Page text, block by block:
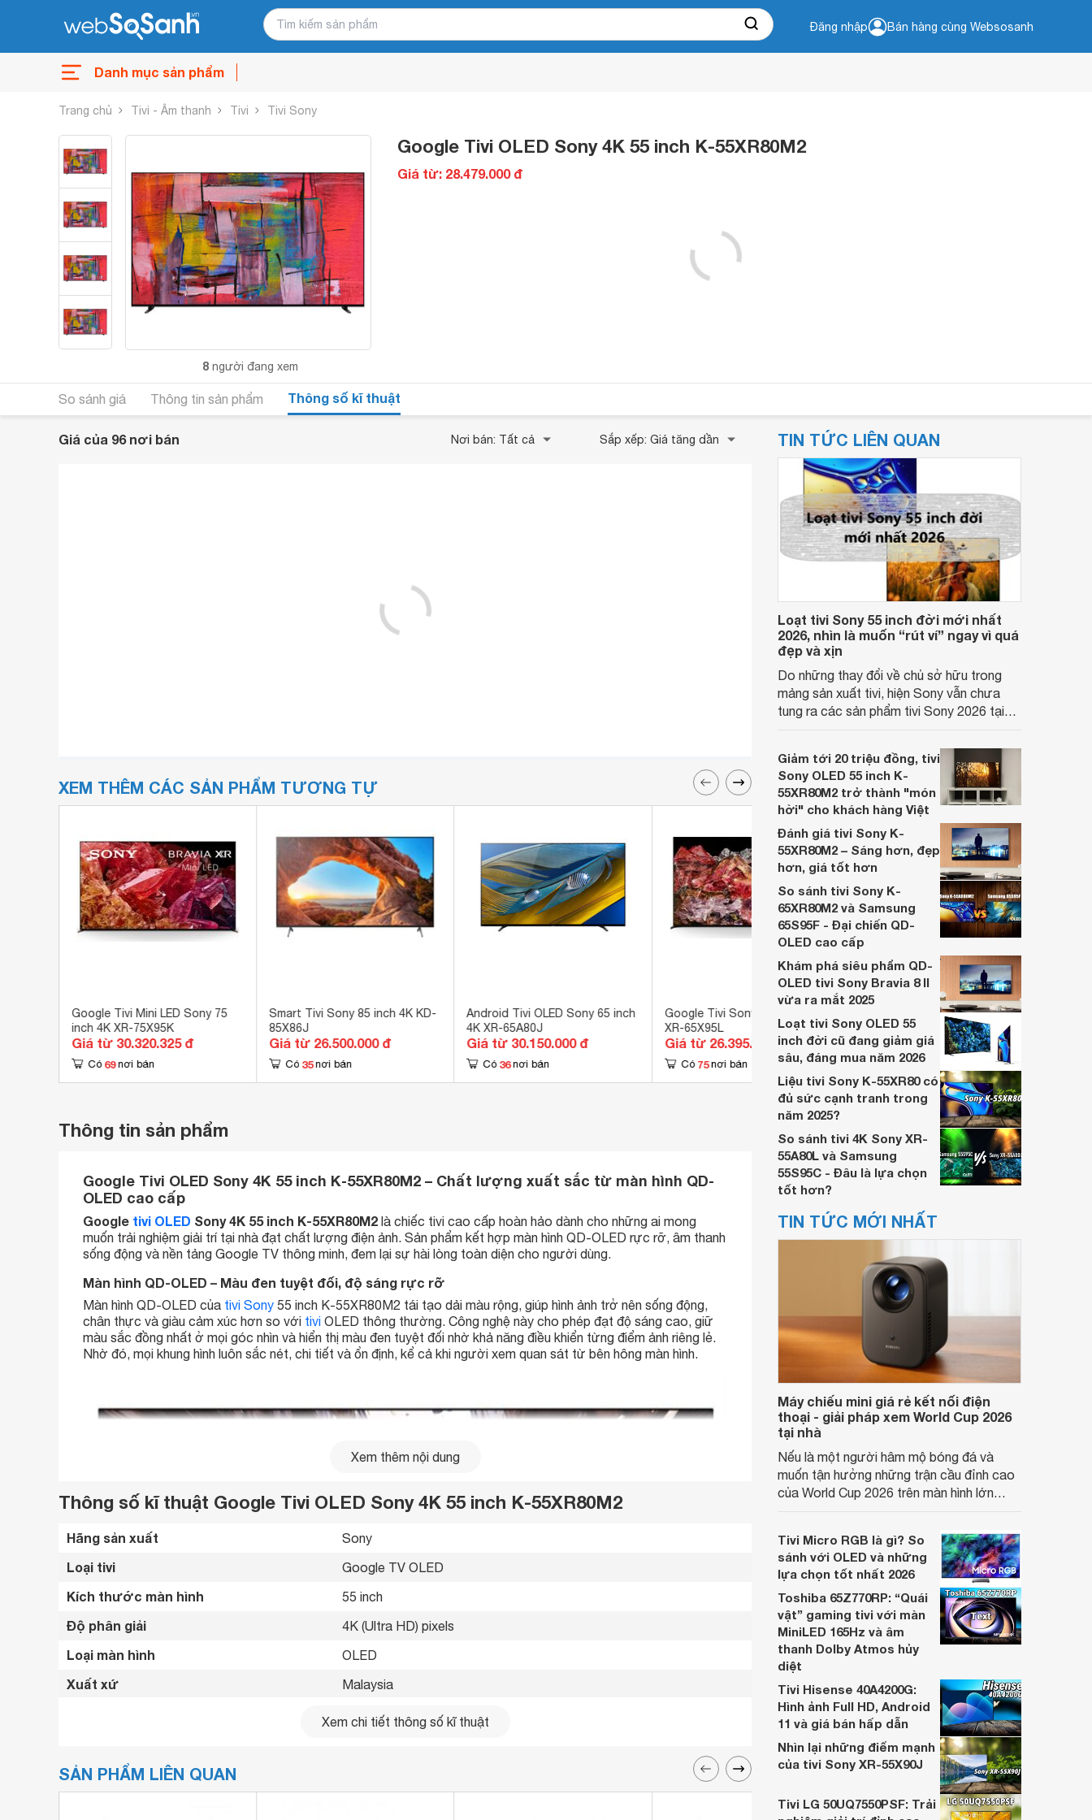
Đăng nhập Bán hàng cùng Websosanh
Danh mục sản phẩm
Trang chủ Tivi - Âm thanh Tivi Tivi Sony
8 người đang xem
Google Tivi OLED Sony 4K 55 inch K-55XR80M2
Giá từ: 28.479.000 đ
So sánh giá Thông tin sản phẩm Thông số kĩ thuật
Giá của 96 nơi bán Nơi bán: Tất cả Sắp xếp: Giá tăng dần
XEM THÊM CÁC SẢN PHẨM TƯƠNG TỰ
Google Tivi Mini LED Sony 75
inch 4K XR-75X95K
Giá từ 30.320.325 đ
Có 69 nơi bán
Smart Tivi Sony 85 inch 4K KD-
85X86J
Giá từ 26.500.000 đ
Có 35 nơi bán
Android Tivi OLED Sony 65 inch
4K XR-65A80J
Giá từ 30.150.000 đ
Có 36 nơi bán
Google Tivi Sony 4K 65 inch
XR-65X95L
Giá từ 26.395.750 đ
Có 75 nơi bán
Android Tivi OLED Sony 55 inch
4K XR-55A90J
Giá từ 25.990.000 đ
Có 38 nơi bán
Thông tin sản phẩm
Google Tivi OLED Sony 4K 55 inch K-55XR80M2 – Chất lượng xuất sắc từ màn hình QD-
OLED cao cấp
Google tivi OLED Sony 4K 55 inch K-55XR80M2 là chiếc tivi cao cấp hoàn hảo dành cho những ai mong
muốn trải nghiệm giải trí tại nhà đạt chất lượng điện ảnh. Sản phẩm kết hợp màn hình QD-OLED rực rỡ, âm thanh
sống động và nền tảng Google TV thông minh, đem lại sự hài lòng toàn diện cho người dùng.
Màn hình QD-OLED – Màu đen tuyệt đối, độ sáng rực rỡ
Màn hình QD-OLED của tivi Sony 55 inch K-55XR80M2 tái tạo dải màu rộng, giúp hình ảnh trở nên sống động,
chân thực và giàu cảm xúc hơn so với tivi OLED thông thường. Công nghệ này cho phép đạt độ sáng cao, giữ
màu sắc đồng nhất ở mọi góc nhìn và hiển thị màu đen tuyệt đối nhờ khả năng điều khiển từng điểm ảnh riêng lẻ.
Nhờ đó, mọi khung hình luôn sắc nét, chi tiết và ổn định, kể cả khi người xem quan sát từ bên hông màn hình.
Xem thêm nội dung
Thông số kĩ thuật Google Tivi OLED Sony 4K 55 inch K-55XR80M2
Hãng sản xuất Sony
Loại tivi Google TV OLED
Kích thước màn hình 55 inch
Độ phân giải 4K (Ultra HD) pixels
Loại màn hình OLED
Xuất xứ Malaysia
2025
Kết nối internet
Xem chi tiết thông số kĩ thuật
SẢN PHẨM LIÊN QUAN
TIN TỨC LIÊN QUAN
Loạt tivi Sony 55 inch đời mới nhất
2026, nhìn là muốn “rút ví” ngay vì quá
đẹp và xịn
Do những thay đổi về chủ sở hữu trong
mảng sản xuất tivi, hiện Sony vẫn chưa
tung ra các sản phẩm tivi Sony 2026 tại
đang cần mua tivi Sony đời mới nhất hiện
nay thì dưới đây là model cho khách hàng
lựa chọn.
Giảm tới 20 triệu đồng, tivi
Sony OLED 55 inch K-
55XR80M2 trở thành "món
hời" cho khách hàng Việt
Đánh giá tivi Sony K-
55XR80M2 – Sáng hơn, đẹp
hơn, giá tốt hơn
So sánh tivi Sony K-
65XR80M2 và Samsung
65S95F - Đại chiến QD-
OLED cao cấp
Khám phá siêu phẩm QD-
OLED tivi Sony Bravia 8 II
vừa ra mắt 2025
Loạt tivi Sony OLED 55
inch đời cũ đang giảm giá
sâu, đáng mua năm 2026
Liệu tivi Sony K-55XR80 có
đủ sức cạnh tranh trong
năm 2025?
So sánh tivi 4K Sony XR-
55A80L và Samsung
55S95C - Đâu là lựa chọn
tốt hơn?
TIN TỨC MỚI NHẤT
Máy chiếu mini giá rẻ kết nối điện
thoại - giải pháp xem World Cup 2026
tại nhà
Nếu là một người hâm mộ bóng đá và
muốn tận hưởng những trận cầu đỉnh cao
của World Cup 2026 trên màn hình lớn
với điện thoại sẽ là lựa chọn rất đáng cân
nhắc.
Tivi Micro RGB là gì? So
sánh với OLED và những
lựa chọn tốt nhất 2026
Toshiba 65Z770RP: “Quái
vật” gaming tivi với màn
MiniLED 165Hz và âm
thanh Dolby Atmos hủy
diệt
Tivi Hisense 40A4200G:
Hình ảnh Full HD, Android
11 và giá bán hấp dẫn
Nhìn lại những điểm mạnh
của tivi Sony XR-55X90J
Tivi LG 50UQ7550PSF: Trải